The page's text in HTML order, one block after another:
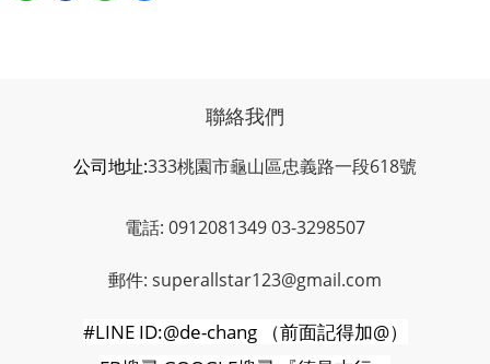
聯絡我們
公司地址:333桃園市龜山區忠義路一段618號
電話: 0912081349 03-3298507
郵件: superallstar123@gmail.com
#LINE ID:@de-chang （前面記得加@）